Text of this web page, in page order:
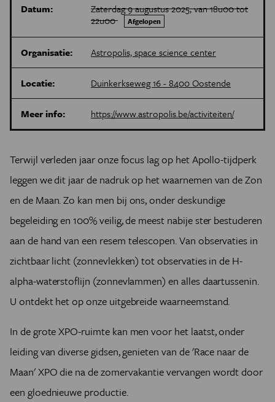
Datum:
Zaterdag 9 augustus 2025, van 18u00 tot
22u00
Afgelopen
Organisatie: Astropolis, space science center
Locatie: Duinkerkseweg 16 - 8400 Oostende
Meer info: https://www.astropolis.be/activiteiten/
Terwijl verleden jaar onze focus lag op het Apollo-tijdperk
leggen we dit jaar de nadruk op het waarnemen van de Zon
en de Maan. Zo kan men bij ons, onder deskundige
begeleiding en 100% veilig, de meest nabije ster bestuderen
aan de hand van een resem telescopen. Van observaties in
zichtbaar licht (zonnevlekken) tot observaties in de H-
alpha-waterstoflijn (zonnevlammen) en alles daartussenin.
U ontdekt het op onze uitgebreide waarneemstand.
In de grote XPO-ruimte kan men voor het laatst, onder
leiding van diverse gidsen, genieten van de 'Race naar de
Maan' XPO die na de zomervakantie vervangen wordt door
een gloednieuwe productie.